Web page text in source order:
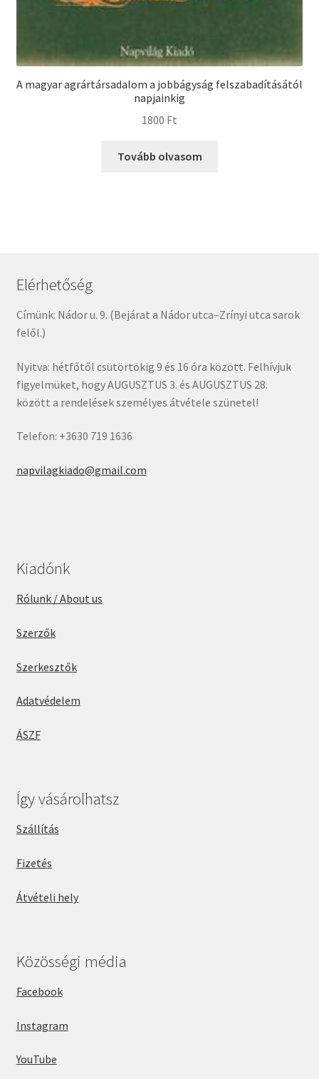
A magyar agrártársadalom a jobbágyság felszabadításától
napjainkig
1800 Ft
Tovább olvasom
Elérhetőség
Címünk: Nádor u. 9. (Bejárat a Nádor utca–Zrínyi utca sarok
felől.)
Nyitva: hétfőtől csütörtökig 9 és 16 óra között. Felhívjuk
figyelmüket, hogy AUGUSZTUS 3. és AUGUSZTUS 28.
között a rendelések személyes átvétele szünetel!
Telefon: +3630 719 1636
napvilagkiado@gmail.com
Kiadónk
Rólunk / About us
Szerzők
Szerkesztők
Adatvédelem
ÁSZF
Így vásárolhatsz
Szállítás
Fizetés
Átvételi hely
Közösségi média
Facebook
Instagram
YouTube